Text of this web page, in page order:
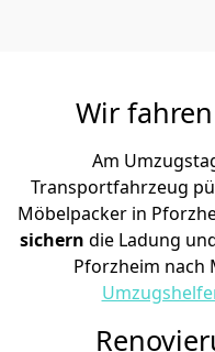
Wir
Am
Transportfahrzeug
Möbelpacker in
sichern die Ladung
Pforzheim nach